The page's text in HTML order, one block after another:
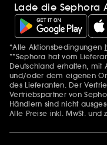
Lade die Sephora
Zusätzlich
*Alle Aktionsbedingungen
**Sephora hat vom
Deutschland erhalten, mit
und/oder dem eigenen
des Lieferanten. Der
Vertriebspartner von
Händlern sind nicht
Alle Preise inkl. MwSt. und